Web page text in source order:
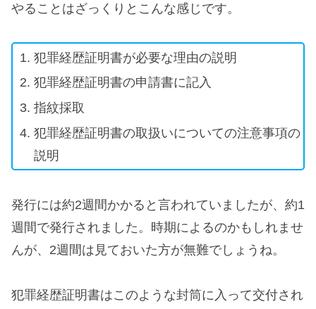
やることはざっくりとこんな感じです。
犯罪経歴証明書が必要な理由の説明
犯罪経歴証明書の申請書に記入
指紋採取
犯罪経歴証明書の取扱いについての注意事項の
説明
発行には約2週間かかると言われていましたが、約1
週間で発行されました。時期によるのかもしれませ
んが、2週間は見ておいた方が無難でしょうね。
犯罪経歴証明書はこのような封筒に入って交付され